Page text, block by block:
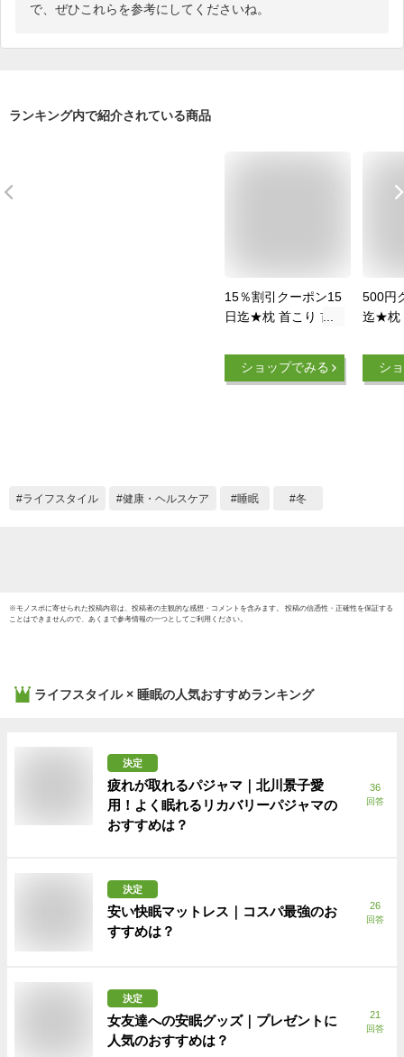
で、ぜひこれらを参考にしてくださいね。
ランキング内で紹介されている商品
15％割引クーポン15
日迄★枕 首こり 首
電熱首枕 温熱枕 振
動 肩甲骨 頸椎 温め
防寒 ヒーター 快眠
ショップでみる
500円
迄★枕
熱首枕
骨 頸
シ
ライフスタイル 健康・ヘルスケア 睡眠 冬
※モノスポに寄せられた投稿内容は、投稿者の主観的な感想・コメントを含みます。 投稿の信憑性・正確性を保証する
ことはできませんので、あくまで参考情報の一つとしてご利用ください。
ライフスタイル × 睡眠の人気おすすめランキング
決定
疲れが取れるパジャマ｜北川景子愛
用！よく眠れるリカバリーパジャマの
おすすめは？
36
回答
決定
安い快眠マットレス｜コスパ最強のお
すすめは？
26
回答
決定
女友達への安眠グッズ｜プレゼントに
人気のおすすめは？
21
回答